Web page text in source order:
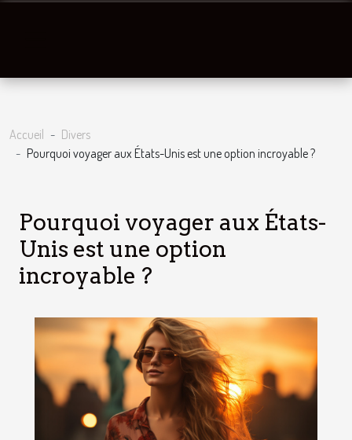
Accueil
Divers
Pourquoi voyager aux États-Unis est une option incroyable ?
Pourquoi voyager aux États-
Unis est une option
incroyable ?